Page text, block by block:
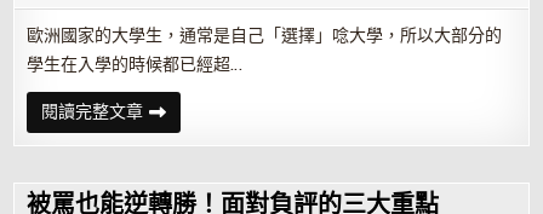
歐洲國家的大學生，通常是自己「選擇」唸大學，所以大部分的
學生在入學的時候都已經超…
閱讀完整文章你
的
人
不
該
被罵也能逆轉勝！面對負評的三大重點